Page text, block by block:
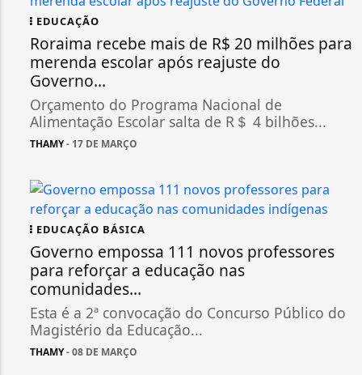
EDUCAÇÃO
Roraima recebe mais de R$ 20 milhões para
merenda escolar após reajuste do
Governo...
Orçamento do Programa Nacional de
Alimentação Escolar salta de R＄ 4 bilhões...
THAMY- 17 DE MARÇO
EDUCAÇÃO BÁSICA
Governo empossa 111 novos professores
para reforçar a educação nas
comunidades...
Esta é a 2ª convocação do Concurso Público do
Magistério da Educação...
THAMY- 08 DE MARÇO